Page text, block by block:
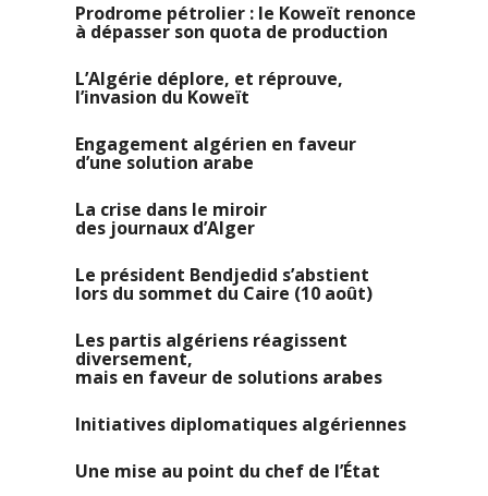
Prodrome pétrolier : le Koweït renonce
à dépasser son quota de production
L’Algérie déplore, et réprouve,
l’invasion du Koweït
Engagement algérien en faveur
d’une solution arabe
La crise dans le miroir
des journaux d’Alger
Le président Bendjedid s’abstient
lors du sommet du Caire (10 août)
Les partis algériens réagissent
diversement,
mais en faveur de solutions arabes
Initiatives diplomatiques algériennes
Une mise au point du chef de l’État